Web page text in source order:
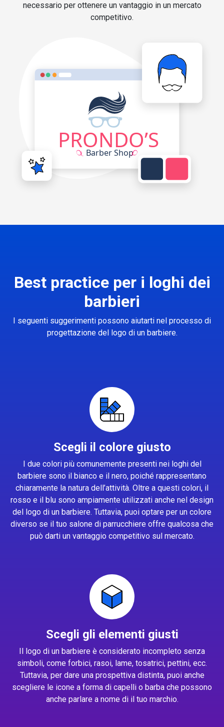
necessario per ottenere un vantaggio in un mercato
competitivo.
Best practice per i loghi dei
barbieri
I seguenti suggerimenti possono aiutarti nel processo di
progettazione del logo di un barbiere.
Scegli il colore giusto
I due colori più comunemente presenti nei loghi del
barbiere sono il bianco e il nero, poiché rappresentano
chiaramente la natura dell’attività. Oltre a questi colori, il
rosso e il blu sono ampiamente utilizzati anche nel design
del logo di un barbiere. Tuttavia, puoi optare per un colore
diverso se il tuo salone di parrucchiere offre qualcosa che
può darti un vantaggio competitivo sul mercato.
Scegli gli elementi giusti
Il logo di un barbiere è considerato incompleto senza
simboli, come forbici, rasoi, lame, tosatrici, pettini, ecc.
Tuttavia, per dare una prospettiva distinta, puoi anche
scegliere le icone a forma di capelli o barba che possono
anche parlare a nome di il tuo marchio.